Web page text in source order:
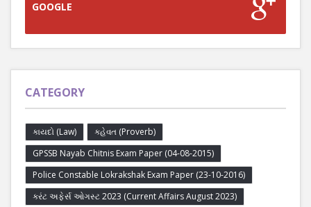
GOOGLE
CATEGORY
કાયદો (Law)
કહેવત (Proverb)
GPSSB Nayab Chitnis Exam Paper (04-08-2015)
Police Constable Lokrakshak Exam Paper (23-10-2016)
કરંટ અફેર્સ ઓગસ્ટ 2023 (Current Affairs August 2023)